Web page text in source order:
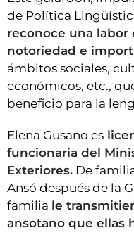
de Política
reconoce una labor
notoriedad e
ámbitos sociales,
económicos, etc.,
beneficio para la
Elena Gusano es
funcionaria del
Exteriores. De
Ansó después de la
familia le
ansotano que ellas